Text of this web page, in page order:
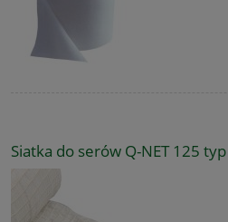
Siatka do serów Q-NET 125